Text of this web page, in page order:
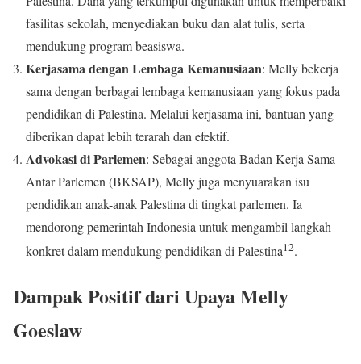
fasilitas sekolah, menyediakan buku dan alat tulis, serta
mendukung program beasiswa.
Kerjasama dengan Lembaga Kemanusiaan: Melly bekerja
sama dengan berbagai lembaga kemanusiaan yang fokus pada
pendidikan di Palestina. Melalui kerjasama ini, bantuan yang
diberikan dapat lebih terarah dan efektif.
Advokasi di Parlemen: Sebagai anggota Badan Kerja Sama
Antar Parlemen (BKSAP), Melly juga menyuarakan isu
pendidikan anak-anak Palestina di tingkat parlemen. Ia
mendorong pemerintah Indonesia untuk mengambil langkah
konkret dalam mendukung pendidikan di Palestina12.
Dampak Positif dari Upaya Melly
Goeslaw